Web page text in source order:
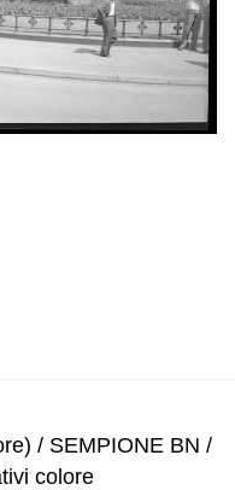
/ SEMPIONE BN /
colore